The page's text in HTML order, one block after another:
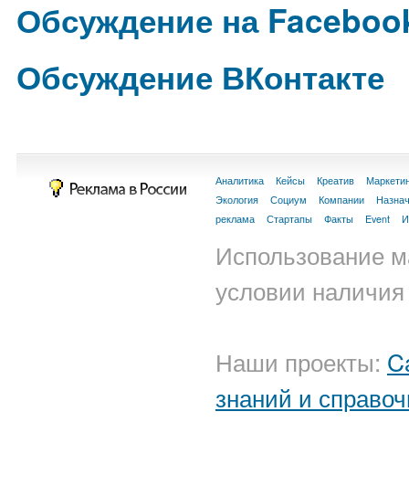
Обсуждение на
Обсуждение ВКонтакте
Аналитика Кейсы Креатив
Экология
Социум Компании
реклама
Стартапы Факты Event
Использование
условии
Наши проекты:
знаний и